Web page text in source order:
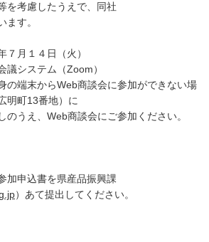
を考慮したうえで、同社
す。
月１４日（火）
議システム（Zoom）
Web商談会に参加ができない場
明町13番地）に
商談会にご参加ください。
加申込書を県産品振興課
）あて提出して ください。